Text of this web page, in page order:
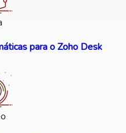
para o Zoho Desk